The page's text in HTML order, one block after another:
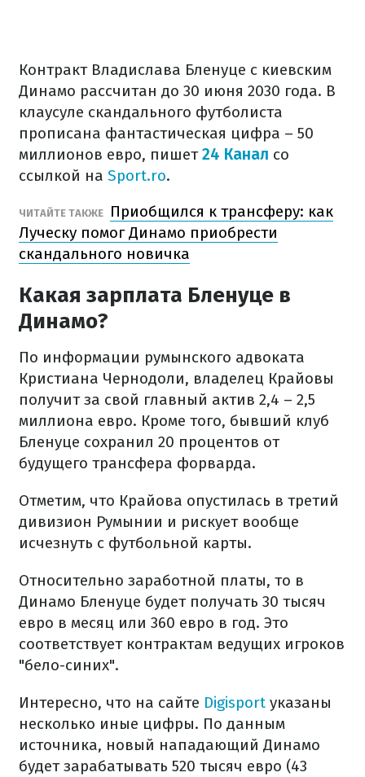
Контракт Владислава Бленуце с киевским
Динамо рассчитан до 30 июня 2030 года. В
клаусуле скандального футболиста
прописана фантастическая цифра – 50
миллионов евро, пишет24 Канал со
ссылкой на Sport.ro.
ЧИТАЙТЕ ТАКЖЕ
Приобщился к трансферу: как
Луческу помог Динамо приобрести
скандального новичка
Какая зарплата Бленуце в
Динамо?
По информации румынского адвоката
Кристиана Чернодоли, владелец Крайовы
получит за свой главный актив 2,4 – 2,5
миллиона евро. Кроме того, бывший клуб
Бленуце сохранил 20 процентов от
будущего трансфера форварда.
Отметим, что Крайова опустилась в третий
дивизион Румынии и рискует вообще
исчезнуть с футбольной карты.
Относительно заработной платы, то в
Динамо Бленуце будет получать 30 тысяч
евро в месяц или 360 евро в год. Это
соответствует контрактам ведущих игроков
"бело-синих".
Интересно, что на сайте Digisport указаны
несколько иные цифры. По данным
источника, новый нападающий Динамо
будет зарабатывать 520 тысяч евро (43